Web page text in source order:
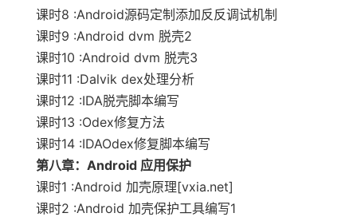
课时8 :Android源码定制添加反反调试机制
课时9 :Android dvm 脱壳2
课时10 :Android dvm 脱壳3
课时11 :Dalvik dex处理分析
课时12 :IDA脱壳脚本编写
课时13 :Odex修复方法
课时14 :IDAOdex修复脚本编写
第八章：Android 应用保护
课时1 :Android 加壳原理[vxia.net]
课时2 :Android 加壳保护工具编写1